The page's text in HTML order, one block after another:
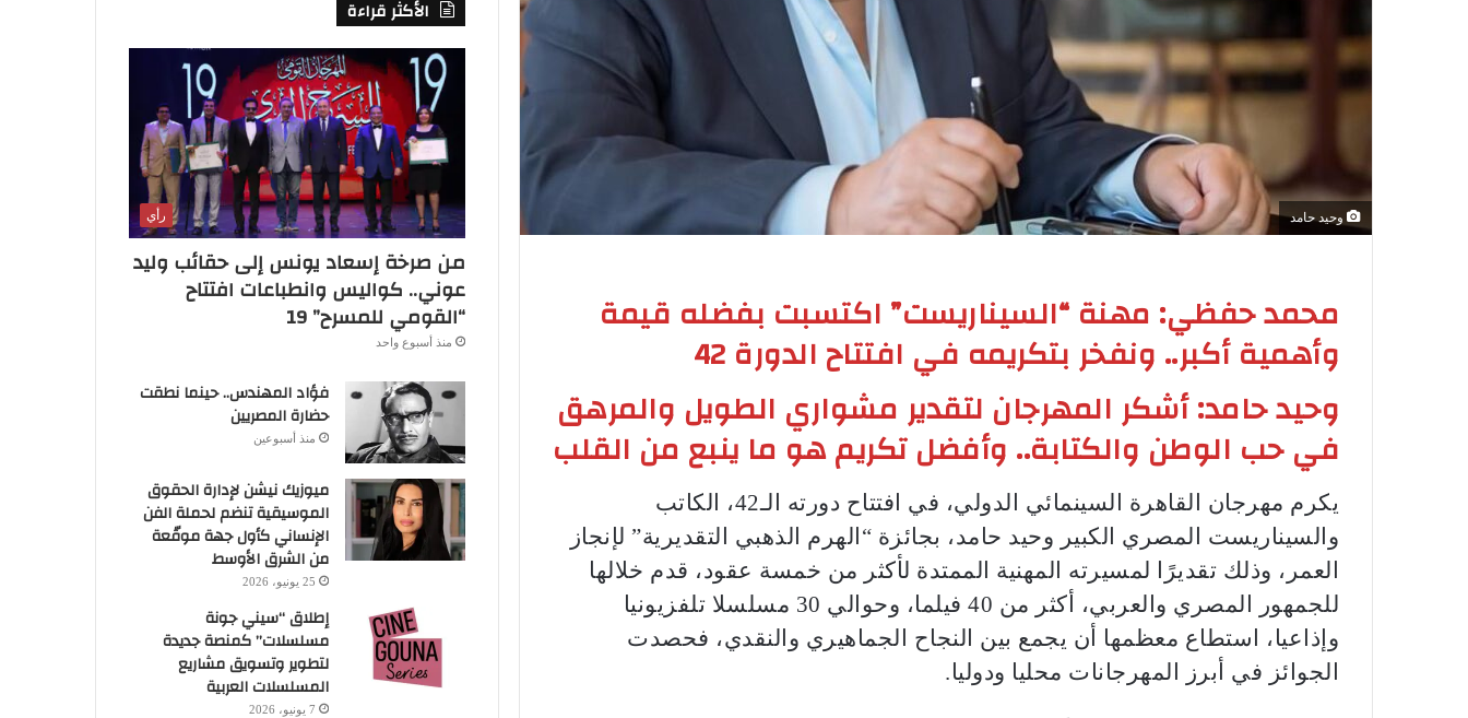
وحيد حامد
محمد حفظي: مهنة “السيناريست” اكتسبت بفضله قيمة
وأهمية أكبر.. ونفخر بتكريمه في افتتاح الدورة 42
وحيد حامد: أشكر المهرجان لتقدير مشواري الطويل والمرهق
في حب الوطن والكتابة.. وأفضل تكريم هو ما ينبع من القلب
يكرم مهرجان القاهرة السينمائي الدولي، في افتتاح دورته الـ42، الكاتب
والسيناريست المصري الكبير وحيد حامد، بجائزة “الهرم الذهبي التقديرية” لإنجاز
العمر، وذلك تقديرًا لمسيرته المهنية الممتدة لأكثر من خمسة عقود، قدم خلالها
للجمهور المصري والعربي، أكثر من 40 فيلما، وحوالي 30 مسلسلا تلفزيونيا
وإذاعيا، استطاع معظمها أن يجمع بين النجاح الجماهيري والنقدي، فحصدت
الجوائز في أبرز المهرجانات محليا ودوليا.
الأكثر قراءة
رأي
من صرخة إسعاد يونس إلى حقائب وليد
عوني.. كواليس وانطباعات افتتاح
“القومي للمسرح” 19
منذ أسبوع واحد
فؤاد المهندس.. حينما نطقت
حضارة المصريين
منذ أسبوعين
ميوزيك نيشن لإدارة الحقوق
الموسيقية تنضم لحملة الفن
الإنساني كأول جهة موقّعة
من الشرق الأوسط
25 يونيو، 2026
إطلاق “سيني جونة
مسلسلات” كمنصة جديدة
لتطوير وتسويق مشاريع
المسلسلات العربية
7 يونيو، 2026